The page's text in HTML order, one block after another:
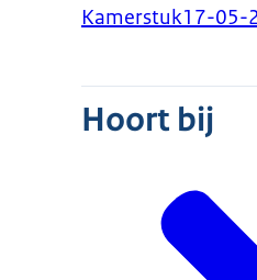
Kamerstuk17-05-
Hoort bij